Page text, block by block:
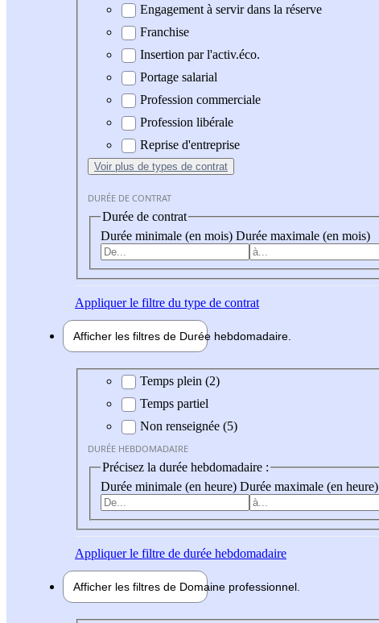
Engagement à servir dans la réserve
Franchise
Insertion par l'activ.éco.
Portage salarial
Profession commerciale
Profession libérale
Reprise d'entreprise
Voir plus de types de contrat
DURÉE DE CONTRAT
Durée de contrat
Durée minimale (en mois) Durée maximale (en mois)
Appliquerle filtre du type de contrat
Afficher les filtres de Durée hebdomadaire
Durée hebdomadaire
Temps plein (2)
Temps partiel
Non renseignée (5)
DURÉE HEBDOMADAIRE
Précisez la durée hebdomadaire :
Durée minimale (en heure) Durée maximale (en heure)
Appliquerle filtre de durée hebdomadaire
Afficher les filtres de Domaine professionnel